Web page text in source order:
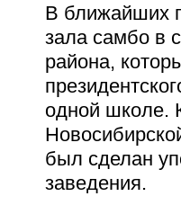
В ближайших
зала самбо в
района,
одной школе.
был сделан
заведения.